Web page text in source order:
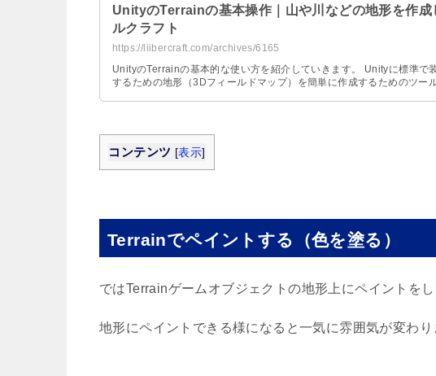
UnityのTerrainの基本操作｜山や川などの地形を作
ルクラフト
https://liibercraft.com/archives/6165
UnityのTerrainの基本的な使い方を紹介していきます。 Unityに標準で
するための地形（3Dフィールドマップ）を簡単に作成するためのツ
コンテンツ [表示]
Terrainでペイントする（色を塗る）
ではTerrainゲームオブジェクトの地形上にペイントをし
地形にペイントできる様になると一気に雰囲気が変わり